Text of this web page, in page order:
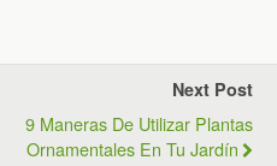
Next Post
9 Maneras De Utilizar Plantas
Ornamentales En Tu Jardín